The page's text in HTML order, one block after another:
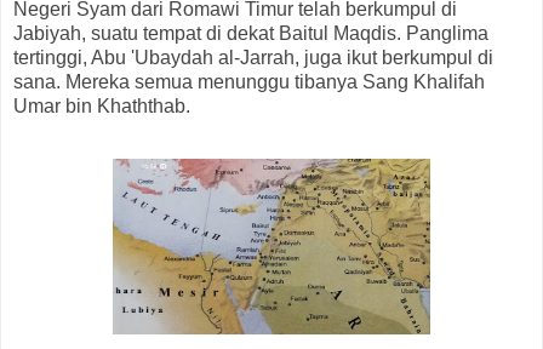
Negeri Syam dari Romawi Timur telah berkumpul di
Jabiyah, suatu tempat di dekat Baitul Maqdis. Panglima
tertinggi, Abu 'Ubaydah al-Jarrah, juga ikut berkumpul di
sana. Mereka semua menunggu tibanya Sang Khalifah
Umar bin Khaththab.